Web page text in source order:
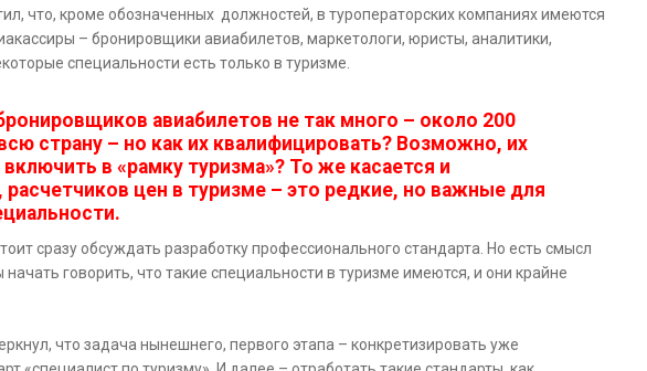
что, кроме обозначенных должностей, в туроператорских компаниях имеются
– бронировщики авиабилетов, маркетологи, юристы, аналитики,
специальности есть только в туризме.
авиабилетов не так много – около 200
страну – но как их квалифицировать? Возможно, их
в «рамку туризма»? То же касается и
расчетчиков цен в туризме – это редкие, но важные для
сразу обсуждать разработку профессионального стандарта. Но есть смысл
говорить, что такие специальности в туризме имеются, и они крайне
что задача нынешнего, первого этапа – конкретизировать уже